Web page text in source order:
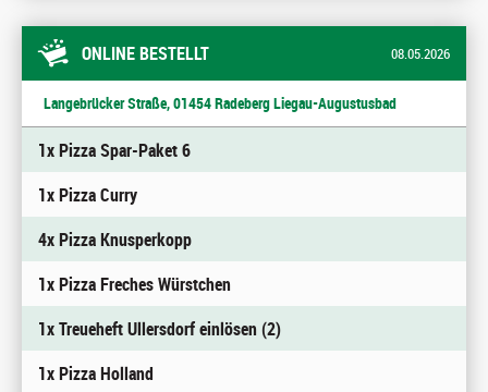
ONLINE BESTELLT 08.05.2026
Langebrücker Straße, 01454 Radeberg Liegau-Augustusbad
1x Pizza Spar-Paket 6
1x Pizza Curry
4x Pizza Knusperkopp
1x Pizza Freches Würstchen
1x Treueheft Ullersdorf einlösen (2)
1x Pizza Holland